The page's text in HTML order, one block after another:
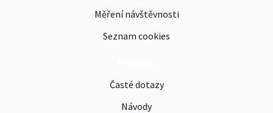
Měření návštěvnosti
Seznam cookies
Časté dotazy
Návody